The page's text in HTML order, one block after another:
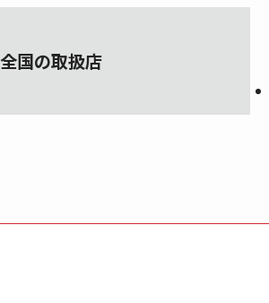
全国の取扱店